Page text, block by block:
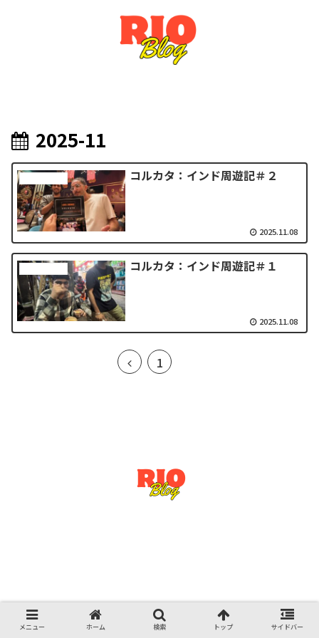
2025-11
コルカタ：インド周遊記＃２
2025.11.08
コルカタ：インド周遊記＃１
2025.11.08
前
1
メニュー ホーム 検索 トップ サイドバー